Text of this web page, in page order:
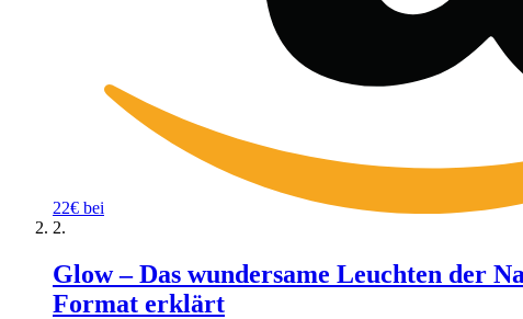
22€ bei
Glow – Das wundersame Leuchten der
Format erklärt